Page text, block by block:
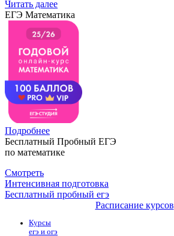
Читать далее
ЕГЭ Математика
Подробнее
Бесплатный Пробный ЕГЭ
по математике
Смотреть
Интенсивная подготовка
Бесплатный пробный егэ
Расписание курсов
Курсы
егэ и огэ